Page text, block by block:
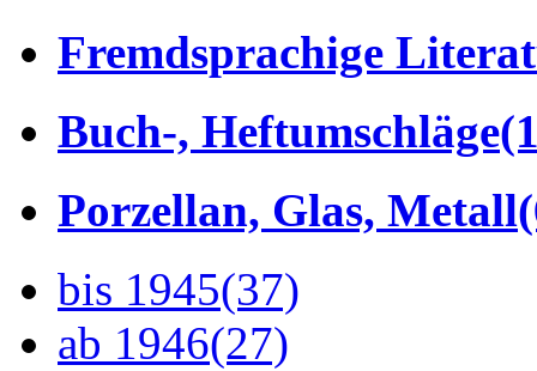
Fremdsprachige
Buch-, Heftumschläge
Porzellan, Glas, Metall
bis 1945(37)
ab 1946(27)